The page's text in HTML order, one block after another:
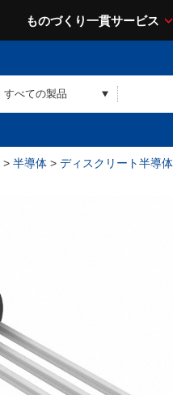
ものづくり一貫サービス
> 半導体 > ディスクリート半導